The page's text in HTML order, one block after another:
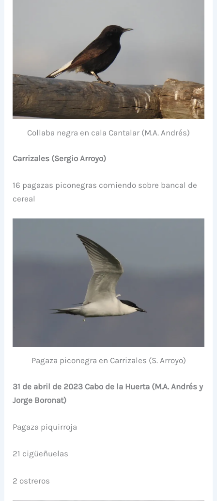
Collaba negra en cala Cantalar (M.A. Andrés)
Carrizales (Sergio Arroyo)
16 pagazas piconegras comiendo sobre bancal de
cereal
Pagaza piconegra en Carrizales (S. Arroyo)
31 de abril de 2023 Cabo de la Huerta (M.A. Andrés y
Jorge Boronat)
Pagaza piquirroja
21 cigüeñuelas
2 ostreros